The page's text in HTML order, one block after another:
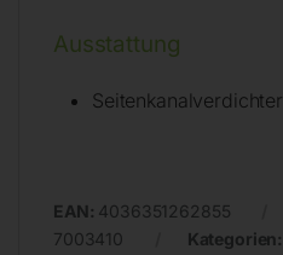
Ausstattung
Seitenkanalverdichter
EAN: 4036351262855
7003410
Kategorien: